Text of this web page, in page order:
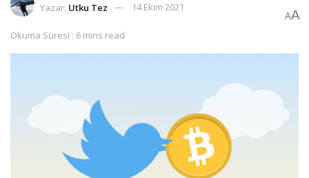
Yazar: Utku Tez 14 Ekim 2021
Okuma Süresi : 6 mins read
AA